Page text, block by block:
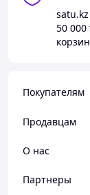
satu.kz
50 000
Покупателям
Продавцам
О нас
Партнеры